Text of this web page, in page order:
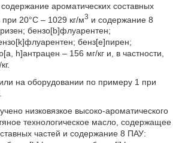
ароматических составных
при 20°С – 1029 кг/м3 и содержание 8
бензо[b]флуарентен;
бенз[е]пирен;
h]антрацен – 156 мг/кг и, в частности,
на оборудовании по примеру 1 при
низковязкое высоко-ароматического
технологическое масло, содержащее
частей и содержание 8 ПАУ: